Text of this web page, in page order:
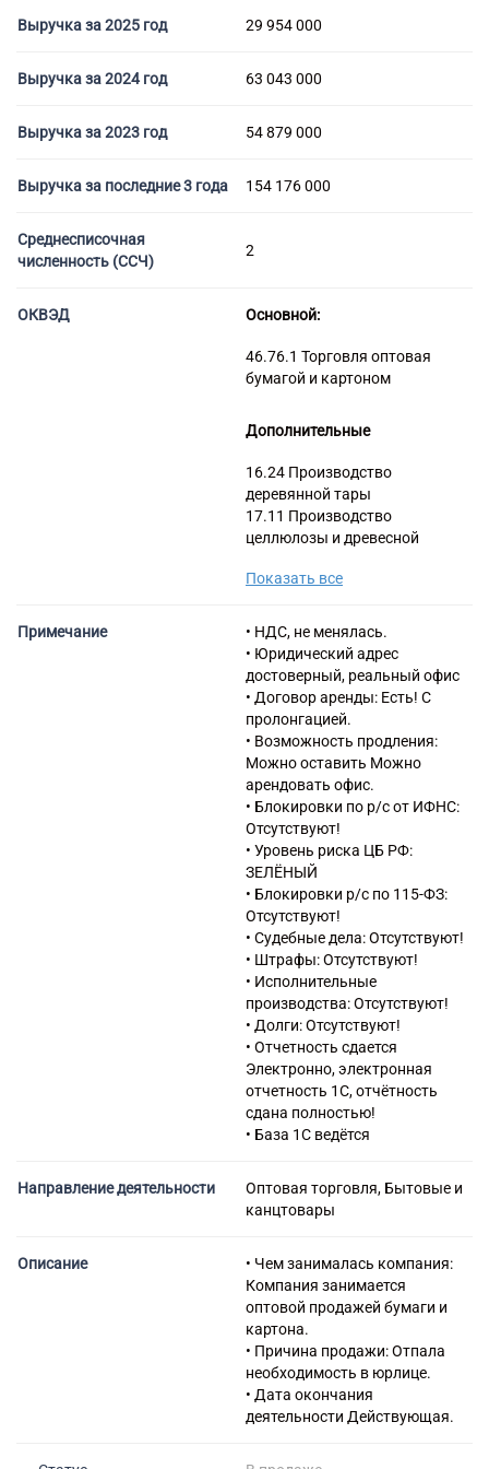
Выручка за 2025 год 29 954 000
Выручка за 2024 год 63 043 000
Выручка за 2023 год 54 879 000
Выручка за последние 3 года 154 176 000
Среднесписочная
численность (ССЧ)
2
ОКВЭД Основной:
46.76.1 Торговля оптовая
бумагой и картоном
Дополнительные
16.24 Производство
деревянной тары
17.11 Производство
целлюлозы и древесной
17.21 Производство
картона, бумажной и
картонной тары
17.22 Производство
бумажных изделий
хозяйственно-бытового и
санитарно-гигиенического
назначения
17.23 Производство
бумажных канцелярских
принадлежностей
17.24 Производство обоев
17.29 Производство прочих
изделий из бумаги и картона
22.22 Производство
пластмассовых изделий для
упаковывания товаров
38.32.52 Обработка отходов
бумаги и картона
46.18.91 Деятельность
агентов, специализирующихся
на оптовой торговле бумагой
и картоном
46.49.33 Торговля оптовая
писчебумажными и
компьютерами,
периферийными
и программным обеспечением
46.52 Торговля оптовая
электронным и
телекоммуникационным
оборудованием и его
запасными частями
46.62.1 Торговля оптовая
деревообрабатывающими
Показать все
Примечание
• НДС, не менялась.
• Юридический адрес
достоверный, реальный офис
• Договор аренды: Есть! С
пролонгацией.
• Возможность продления:
Можно оставить Можно
арендовать офис.
• Блокировки по р/с от ИФНС:
Отсутствуют!
• Уровень риска ЦБ РФ:
ЗЕЛЁНЫЙ
• Блокировки р/с по 115-ФЗ:
Отсутствуют!
• Судебные дела: Отсутствуют!
• Штрафы: Отсутствуют!
• Исполнительные
производства: Отсутствуют!
• Долги: Отсутствуют!
• Отчетность сдается
Электронно, электронная
отчетность 1С, отчётность
сдана полностью!
• База 1С ведётся
Направление деятельности
Оптовая торговля, Бытовые и
канцтовары
Описание
• Чем занималась компания:
Компания занимается
оптовой продажей бумаги и
картона.
• Причина продажи: Отпала
необходимость в юрлице.
• Дата окончания
деятельности Действующая.